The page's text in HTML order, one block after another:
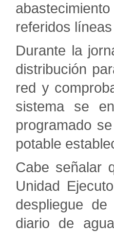
referidos
Durante la
distribución
red y
sistema se
programado
potable
Cabe señalar
Unidad
despliegue
diario de